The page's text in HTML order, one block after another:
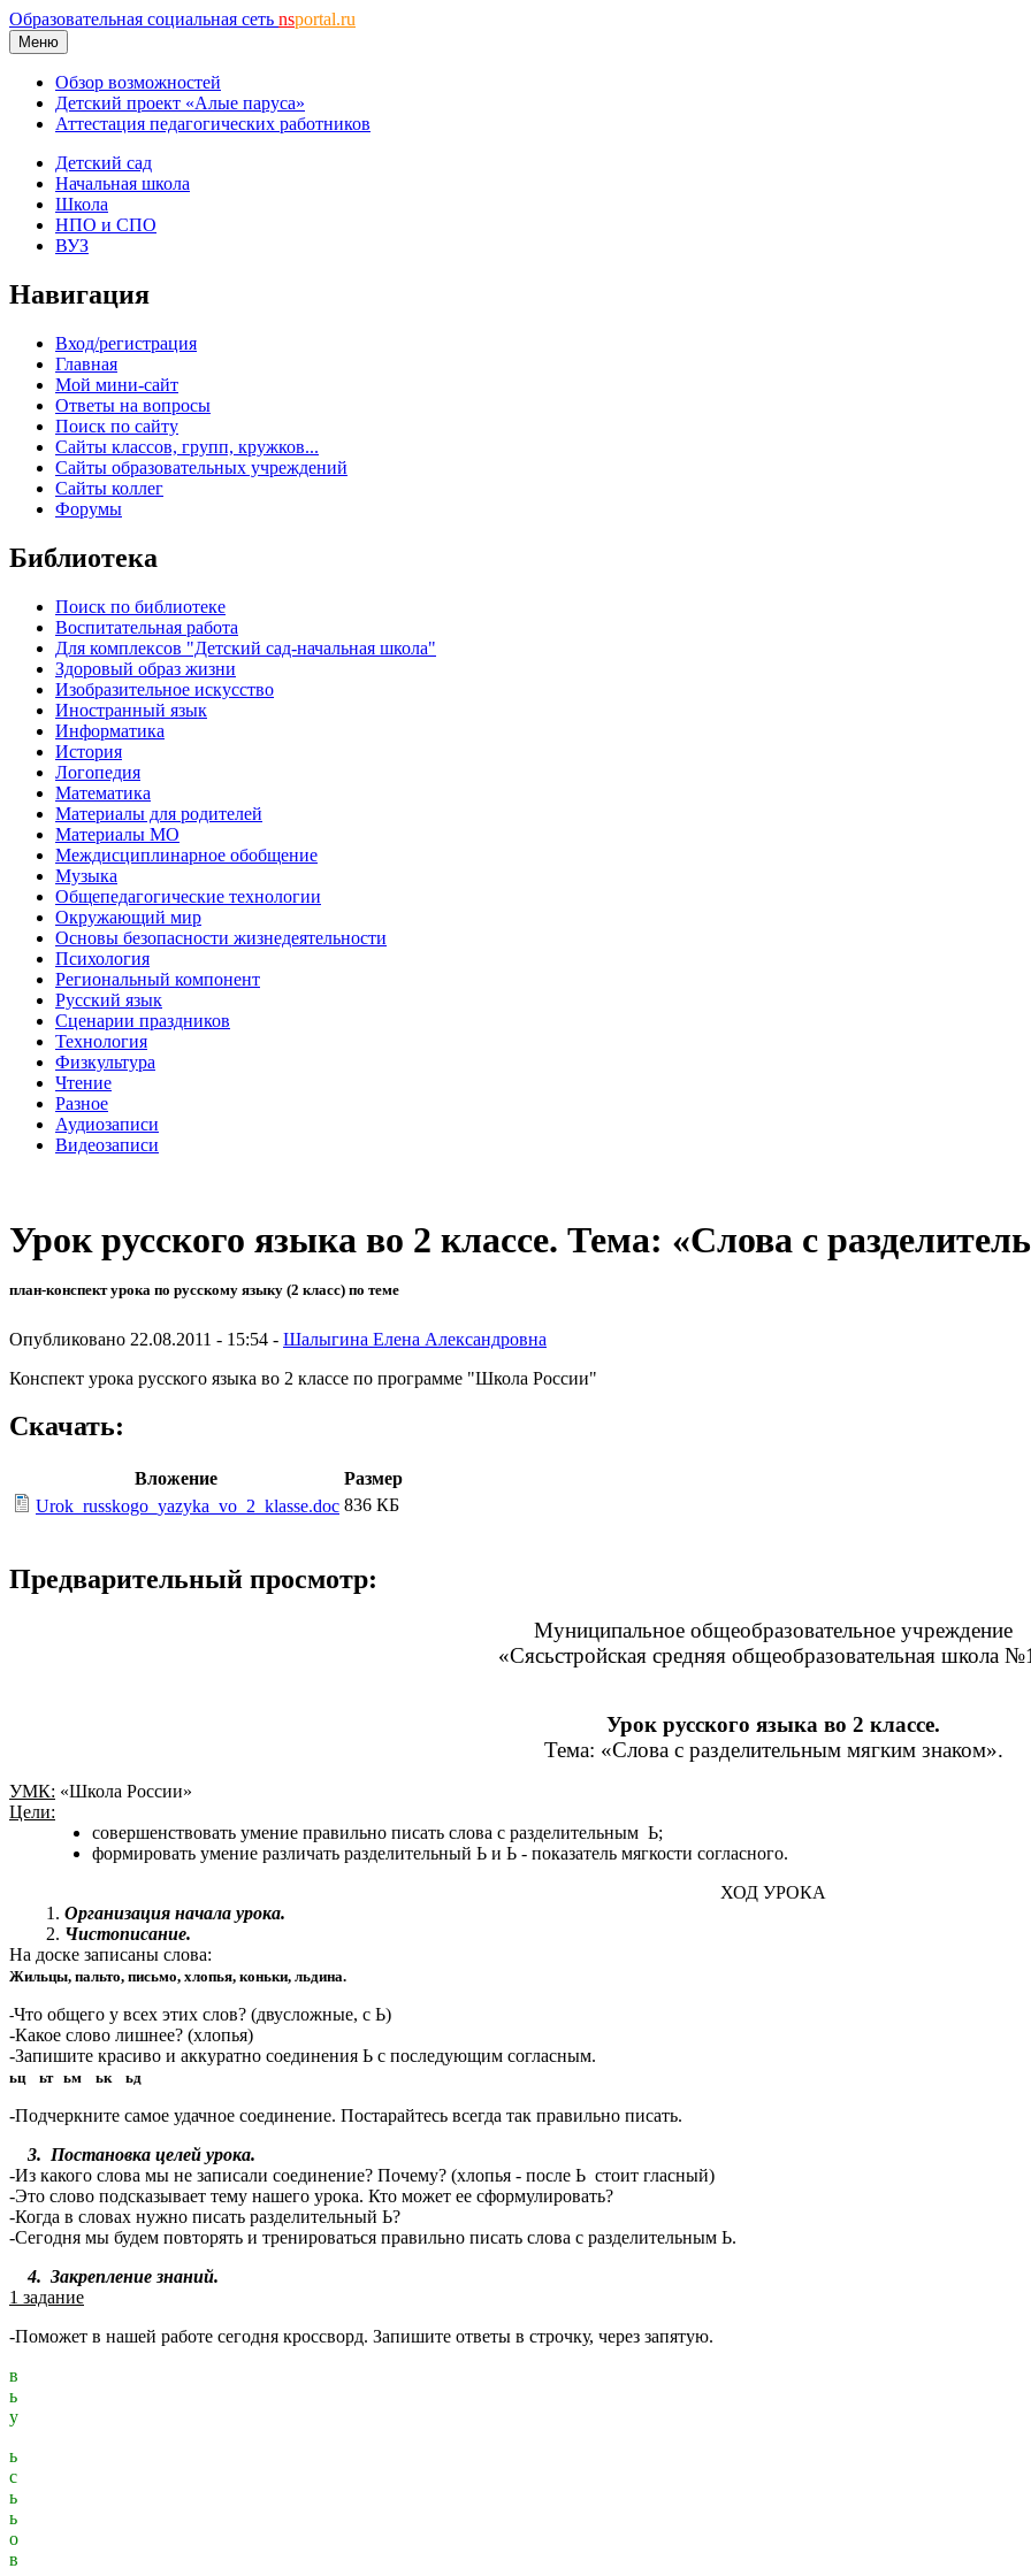
Образовательная социальная сеть nsportal.ru
Меню
Обзор возможностей
Детский проект «Алые паруса»
Аттестация педагогических работников
Детский сад
Начальная школа
Школа
НПО и СПО
ВУЗ
Навигация
Вход/регистрация
Главная
Мой мини-сайт
Ответы на вопросы
Поиск по сайту
Сайты классов, групп, кружков...
Сайты образовательных учреждений
Сайты коллег
Форумы
Библиотека
Поиск по библиотеке
Воспитательная работа
Для комплексов "Детский сад-начальная школа"
Здоровый образ жизни
Изобразительное искусство
Иностранный язык
Информатика
История
Логопедия
Математика
Материалы для родителей
Материалы МО
Междисциплинарное обобщение
Музыка
Общепедагогические технологии
Окружающий мир
Основы безопасности жизнедеятельности
Психология
Региональный компонент
Русский язык
Сценарии праздников
Технология
Физкультура
Чтение
Разное
Аудиозаписи
Видеозаписи
Урок русского языка во 2 классе. Тема: «Слова с
план-конспект урока по русскому языку (2 класс) по теме
Опубликовано 22.08.2011 - 15:54 - Шалыгина Елена Александровна
Конспект урока русского языка во 2 классе по программе "Школа России"
Скачать:
Вложение
Размер
Urok_russkogo_yazyka_vo_2_klasse.doc 836 КБ
Предварительный просмотр:
Муниципальное общеобразовательное учреждение
«Сясьстройская средняя общеобразовательная школа
Урок русского языка во 2 классе.
Тема: «Слова с разделительным мягким знаком».
УМК: «Школа России»
Цели:
совершенствовать умение правильно писать слова с разделительным Ь;
формировать умение различать разделительный Ь и Ь - показатель мягкости согласного.
ХОД УРОКА
Организация начала урока.
Чистописание.
На доске записаны слова:
Жильцы, пальто, письмо, хлопья, коньки, льдина.
-Что общего у всех этих слов? (двусложные, с Ь)
-Какое слово лишнее? (хлопья)
-Запишите красиво и аккуратно соединения Ь с последующим согласным.
ьц ьт ьм ьк ьд
-Подчеркните самое удачное соединение. Постарайтесь всегда так правильно писать.
3. Постановка целей урока.
-Из какого слова мы не записали соединение? Почему? (хлопья - после Ь стоит гласный)
-Это слово подсказывает тему нашего урока. Кто может ее сформулировать?
-Когда в словах нужно писать разделительный Ь?
-Сегодня мы будем повторять и тренироваться правильно писать слова с разделительным Ь.
4. Закрепление знаний.
1 задание
-Поможет в нашей работе сегодня кроссворд. Запишите ответы в строчку, через запятую.
в
ь
у
ь
с
ь
ь
о
в